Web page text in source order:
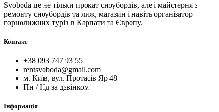
Svoboda це не тільки прокат сноубордів, але і майстерня з
ремонту сноубордів та лиж, магазин і навіть організатор
горнолижних турів в Карпати та Європу.
Контакт
+38 093 747 93 55
rentsvoboda@gmail.com
м. Київ, вул. Протасів Яр 48
Пн / Нд за дзвінком
Інформація